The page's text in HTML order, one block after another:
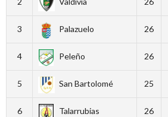
3 Palazuelo 26
4 Peleño 26
5 San Bartolomé 25
6 Talarrubias 26